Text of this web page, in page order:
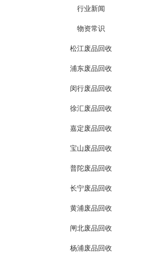
行业新闻
物资常识
松江废品回收
浦东废品回收
闵行废品回收
徐汇废品回收
嘉定废品回收
宝山废品回收
普陀废品回收
长宁废品回收
黄浦废品回收
闸北废品回收
杨浦废品回收